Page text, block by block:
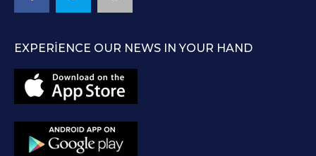
EXPERIENCE OUR NEWS IN YOUR HAND